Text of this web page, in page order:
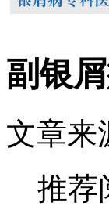
副银
文章来
推荐